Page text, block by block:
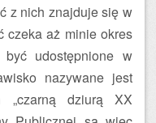
z nich znajduje się w
czeka aż minie okres
udostępnione w
nazywane jest
„czarną dziurą XX